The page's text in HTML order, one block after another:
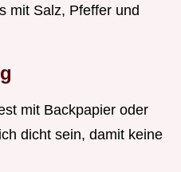
mit Salz, Pfeffer und
mit Backpapier oder
dicht sein, damit keine